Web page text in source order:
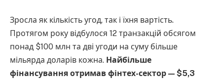
Зросла як кількість угод, так і їхня вартість.
Протягом року відбулося 12 транзакцій обсягом
понад $100 млн та дві угоди на суму більше
мільярда доларів кожна. Найбільше
фінансування отримав фінтех-сектор — $5,3